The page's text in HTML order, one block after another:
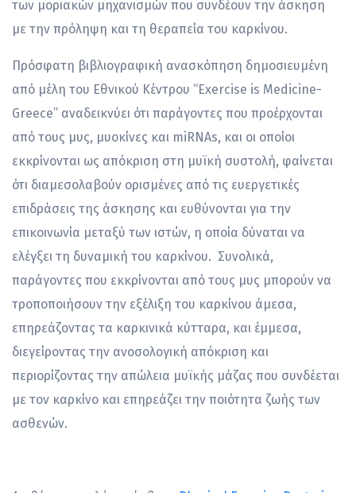
των μοριακών μηχανισμών που συνδέουν την άσκηση
με την πρόληψη και τη θεραπεία του καρκίνου.
Πρόσφατη βιβλιογραφική ανασκόπηση δημοσιευμένη
από μέλη του Εθνικού Κέντρου “Exercise is Medicine-
Greece” αναδεικνύει ότι παράγοντες που προέρχονται
από τους μυς, μυοκίνες και miRNAs, και οι οποίοι
εκκρίνονται ως απόκριση στη μυϊκή συστολή, φαίνεται
ότι διαμεσολαβούν ορισμένες από τις ευεργετικές
επιδράσεις της άσκησης και ευθύνονται για την
επικοινωνία μεταξύ των ιστών, η οποία δύναται να
ελέγξει τη δυναμική του καρκίνου. Συνολικά,
παράγοντες που εκκρίνονται από τους μυς μπορούν να
τροποποιήσουν την εξέλιξη του καρκίνου άμεσα,
επηρεάζοντας τα καρκινικά κύτταρα, και έμμεσα,
διεγείροντας την ανοσολογική απόκριση και
περιορίζοντας την απώλεια μυϊκής μάζας που συνδέεται
με τον καρκίνο και επηρεάζει την ποιότητα ζωής των
ασθενών.